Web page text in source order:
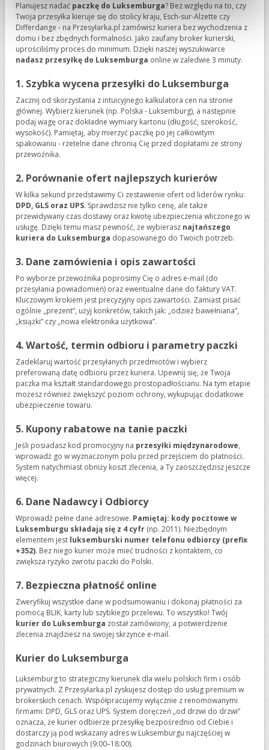
Planujesz nadać paczkę do Luksemburga? Bez względu na to, czy
Twoja przesyłka kieruje się do stolicy kraju, Esch-sur-Alzette czy
Differdange - na Przesyłarka.pl zamówisz kuriera bez wychodzenia z
domu i bez zbędnych formalności. Jako zaufany broker kurierski,
uprościliśmy proces do minimum. Dzięki naszej wyszukiwarce
nadasz przesyłkę do Luksemburga online w zaledwie 3 minuty.
1. Szybka wycena przesyłki do Luksemburga
Zacznij od skorzystania z intuicyjnego kalkulatora cen na stronie
głównej. Wybierz kierunek (np. Polska - Luksemburg), a następnie
podaj wagę oraz dokładne wymiary kartonu (długość, szerokość,
wysokość). Pamiętaj, aby mierzyć paczkę po jej całkowitym
spakowaniu - rzetelne dane chronią Cię przed dopłatami ze strony
przewoźnika.
2. Porównanie ofert najlepszych kurierów
W kilka sekund przedstawimy Ci zestawienie ofert od liderów rynku:
DPD, GLS oraz UPS. Sprawdzisz nie tylko cenę, ale także
przewidywany czas dostawy oraz kwotę ubezpieczenia wliczonego w
usługę. Dzięki temu masz pewność, że wybierasz najtańszego
kuriera do Luksemburga dopasowanego do Twoich potrzeb.
3. Dane zamówienia i opis zawartości
Po wyborze przewoźnika poprosimy Cię o adres e-mail (do
przesyłania powiadomień) oraz ewentualne dane do faktury VAT.
Kluczowym krokiem jest precyzyjny opis zawartości. Zamiast pisać
ogólnie „prezent”, użyj konkretów, takich jak: „odzież bawełniana”,
„książki” czy „nowa elektronika użytkowa”.
4. Wartość, termin odbioru i parametry paczki
Zadeklaruj wartość przesyłanych przedmiotów i wybierz
preferowaną datę odbioru przez kuriera. Upewnij się, że Twoja
paczka ma kształt standardowego prostopadłościanu. Na tym etapie
możesz również zwiększyć poziom ochrony, wykupując dodatkowe
ubezpieczenie towaru.
5. Kupony rabatowe na tanie paczki
Jeśli posiadasz kod promocyjny na przesyłki międzynarodowe,
wprowadź go w wyznaczonym polu przed przejściem do płatności.
System natychmiast obniży koszt zlecenia, a Ty zaoszczędzisz jeszcze
więcej.
6. Dane Nadawcy i Odbiorcy
Wprowadź pełne dane adresowe. Pamiętaj: kody pocztowe w
Luksemburgu składają się z 4 cyfr (np. 2011). Niezbędnym
elementem jest luksemburski numer telefonu odbiorcy (prefix
+352). Bez niego kurier może mieć trudności z kontaktem, co
zwiększa ryzyko zwrotu paczki do Polski.
7. Bezpieczna płatność online
Zweryfikuj wszystkie dane w podsumowaniu i dokonaj płatności za
pomocą BLIK, karty lub szybkiego przelewu. To wszystko! Twój
kurier do Luksemburga został zamówiony, a potwierdzenie
zlecenia znajdziesz na swojej skrzynce e-mail.
Kurier do Luksemburga
Luksemburg to strategiczny kierunek dla wielu polskich firm i osób
prywatnych. Z Przesyłarka.pl zyskujesz dostęp do usług premium w
brokerskich cenach. Współpracujemy wyłącznie z renomowanymi
firmami: DPD, GLS oraz UPS. System doręczeń „od drzwi do drzwi”
oznacza, że kurier odbierze przesyłkę bezpośrednio od Ciebie i
dostarczy ją pod wskazany adres w Luksemburgu najczęściej w
godzinach biurowych (9:00–18:00).